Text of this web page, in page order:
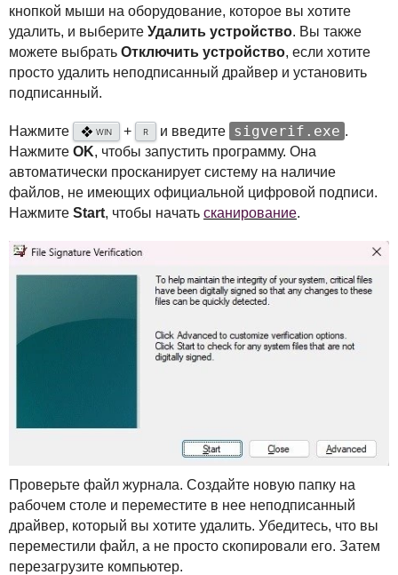
кнопкой мыши на оборудование, которое вы хотите
удалить, и выберите Удалить устройство. Вы также
можете выбрать Отключить устройство, если хотите
просто удалить неподписанный драйвер и установить
подписанный.
Нажмите ❖ WIN + R и введите sigverif.exe .
Нажмите OK, чтобы запустить программу. Она
автоматически просканирует систему на наличие
файлов, не имеющих официальной цифровой подписи.
Нажмите Start, чтобы начать сканирование.
Проверьте файл журнала. Создайте новую папку на
рабочем столе и переместите в нее неподписанный
драйвер, который вы хотите удалить. Убедитесь, что вы
переместили файл, а не просто скопировали его. Затем
перезагрузите компьютер.